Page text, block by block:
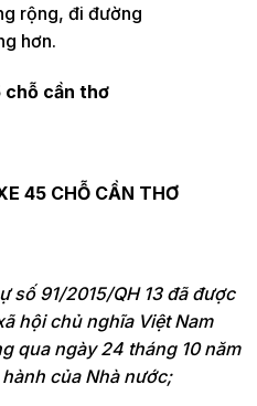
rộng, đi đường
hơn.
chỗ cần thơ
45 CHỖ CẦN THƠ
số 91/2015/QH 13 đã được
hội chủ nghĩa Việt Nam
qua ngày 24 tháng 10 năm
của Nhà nước;